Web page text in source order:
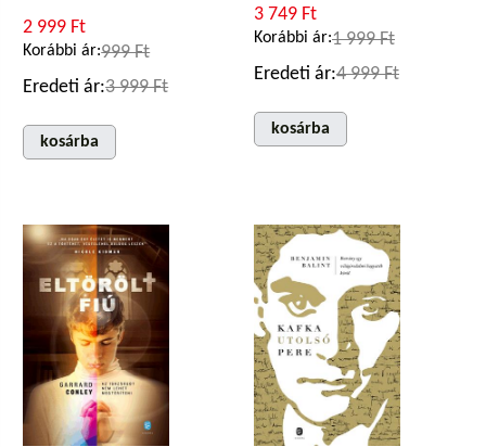
2 999 Ft
Korábbi ár:999 Ft
Eredeti ár:3 999 Ft
kosárba
3 749 Ft
Korábbi ár:1 999 Ft
Eredeti ár:4 999 Ft
kosárba